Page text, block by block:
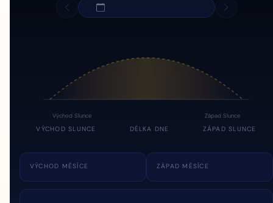
Východ Slunce Západ Slunce
VÝCHOD SLUNCE DÉLKA DNE ZÁPAD SLUNCE
VÝCHOD MĚSÍCE ZÁPAD MĚSÍCE